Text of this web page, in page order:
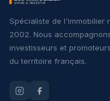
Spécialiste de l'immobilier
2002. Nous
investisseurs et
du territoire français.